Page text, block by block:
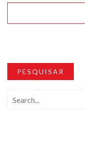
PESQUISAR